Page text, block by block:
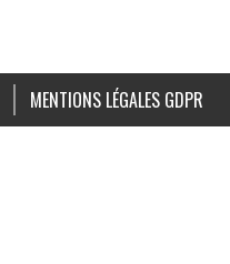
MENTIONS LÉGALES GDPR